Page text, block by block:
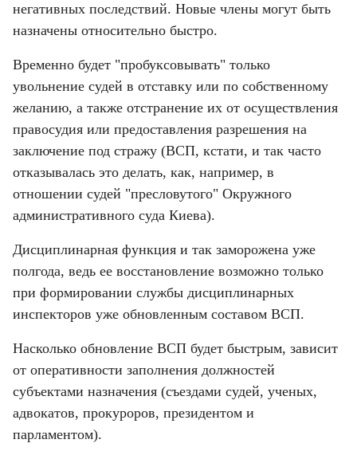
негативных последствий. Новые члены могут быть
назначены относительно быстро.
Временно будет "пробуксовывать" только
увольнение судей в отставку или по собственному
желанию, а также отстранение их от осуществления
правосудия или предоставления разрешения на
заключение под стражу (ВСП, кстати, и так часто
отказывалась это делать, как, например, в
отношении судей "пресловутого" Окружного
административного суда Киева).
Дисциплинарная функция и так заморожена уже
полгода, ведь ее восстановление возможно только
при формировании службы дисциплинарных
инспекторов уже обновленным составом ВСП.
Насколько обновление ВСП будет быстрым, зависит
от оперативности заполнения должностей
субъектами назначения (съездами судей, ученых,
адвокатов, прокуроров, президентом и
парламентом).